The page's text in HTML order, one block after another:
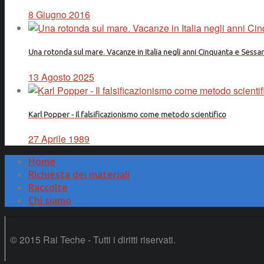
8 Giugno 2016
Una rotonda sul mare. Vacanze in Italia negli anni Cinquanta e
13 Agosto 2025
Karl Popper - Il falsificazionismo come metodo scientifico
27 Aprile 1989
Home
Richiesta dei materiali
Raccolte
Chi siamo
© 2015 Rai Teche - Tutti i diritti riservati.